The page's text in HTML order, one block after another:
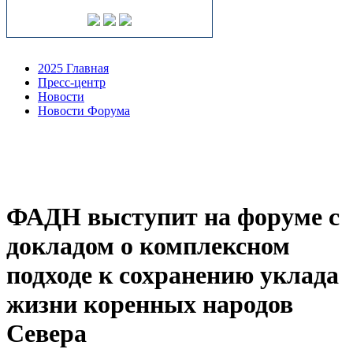
2025 Главная
Пресс-центр
Новости
Новости Форума
ФАДН выступит на форуме с
докладом о комплексном
подходе к сохранению уклада
жизни коренных народов
Севера